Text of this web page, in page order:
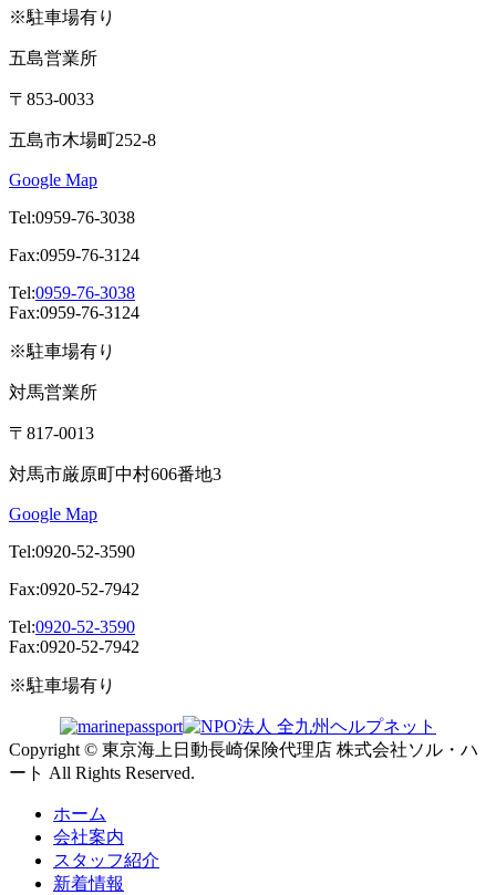
※駐車場有り
五島営業所
〒853-0033
五島市木場町252-8
Google Map
Tel:0959-76-3038
Fax:0959-76-3124
Tel:0959-76-3038
Fax:0959-76-3124
※駐車場有り
対馬営業所
〒817-0013
対馬市厳原町中村606番地3
Google Map
Tel:0920-52-3590
Fax:0920-52-7942
Tel:0920-52-3590
Fax:0920-52-7942
※駐車場有り
Copyright © 東京海上日動長崎保険代理店 株式会社ソル・ハ
ート All Rights Reserved.
ホーム
会社案内
スタッフ紹介
新着情報